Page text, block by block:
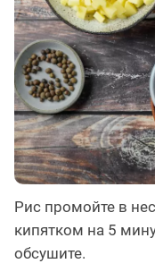
Рис промойте в
кипятком на 5
обсушите.